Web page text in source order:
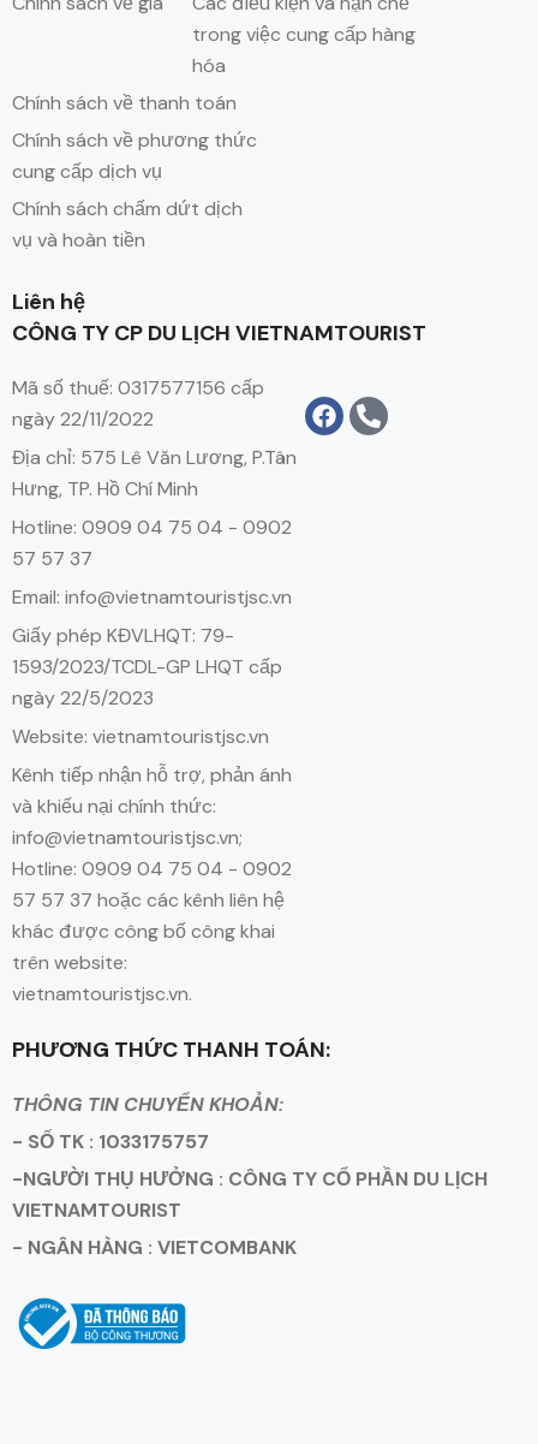
trong việc cung cấp hàng
hóa
Chính sách về thanh toán
Chính sách về phương thức
cung cấp dịch vụ
Chính sách chấm dứt dịch
vụ và hoàn tiền
Liên hệ
CÔNG TY CP DU LỊCH VIETNAMTOURIST
Mã số thuế: 0317577156 cấp
ngày 22/11/2022
Địa chỉ: 575 Lê Văn Lương, P.Tân
Hưng, TP. Hồ Chí Minh
Hotline: 0909 04 75 04 - 0902
57 57 37
Email: info@vietnamtouristjsc.vn
Giấy phép KĐVLHQT: 79-
1593/2023/TCDL-GP LHQT cấp
ngày 22/5/2023
Website: vietnamtouristjsc.vn
Kênh tiếp nhận hỗ trợ, phản ánh
và khiếu nại chính thức:
info@vietnamtouristjsc.vn;
Hotline: 0909 04 75 04 - 0902
57 57 37 hoặc các kênh liên hệ
khác được công bố công khai
trên website:
vietnamtouristjsc.vn.
PHƯƠNG THỨC THANH TOÁN:
THÔNG TIN CHUYỂN KHOẢN:
- SỐ TK : 1033175757
-NGƯỜI THỤ HƯỞNG : CÔNG TY CỔ PHẦN DU LỊCH
VIETNAMTOURIST
- NGÂN HÀNG : VIETCOMBANK